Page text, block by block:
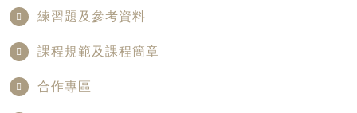
練習題及參考資料
課程規範及課程簡章
合作專區